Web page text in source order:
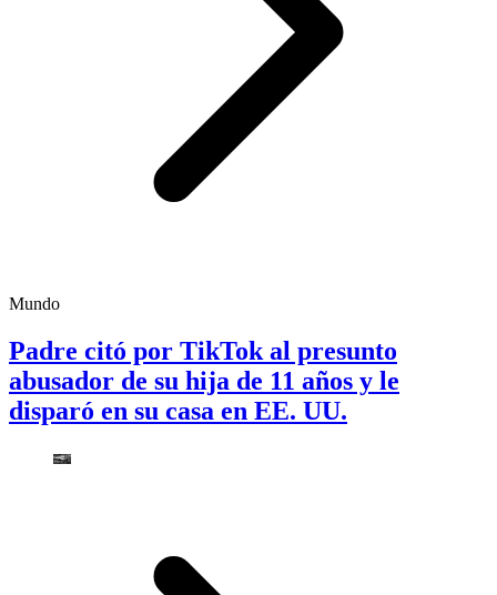
Mundo
Padre citó por TikTok al presunto
abusador de su hija de 11 años y le
disparó en su casa en EE. UU.